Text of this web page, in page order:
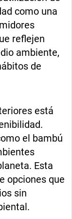
como una
reflejen
ambiente,
de
está
el bambú
Esta
opciones que
sin